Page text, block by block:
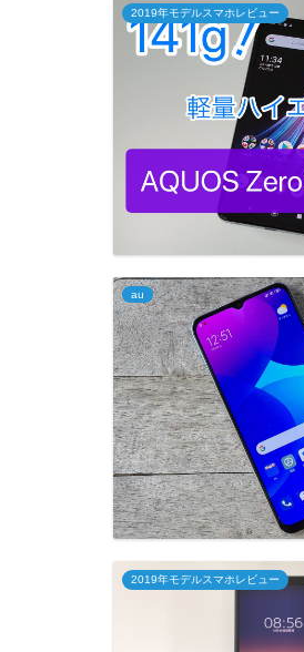
2019年モデルスマホレビュー
au
2019年モデルスマホレビュー